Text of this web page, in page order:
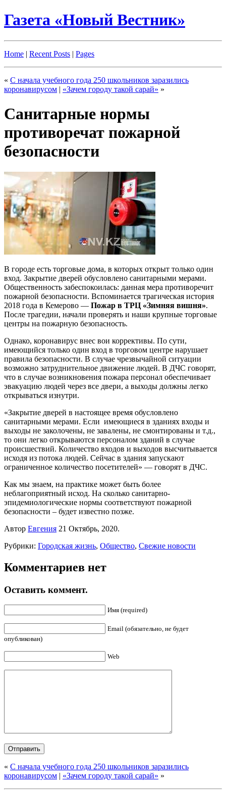
Газета «Новый Вестник»
Home | Recent Posts | Pages
« С начала учебного года 250 школьников заразились
коронавирусом | «Зачем городу такой сарай» »
Санитарные нормы
противоречат пожарной
безопасности
В городе есть торговые дома, в которых открыт только один
вход. Закрытие дверей обусловлено санитарными мерами.
Общественность забеспокоилась: данная мера противоречит
пожарной безопасности. Вспоминается трагическая история
2018 года в Кемерово — Пожар в ТРЦ «Зимняя вишня».
После трагедии, начали проверять и наши крупные торговые
центры на пожарную безопасность.
Однако, коронавирус внес вои коррективы. По сути,
имеющийся только один вход в торговом центре нарушает
правила безопасности. В случае чрезвычайной ситуации
возможно затруднительное движение людей. В ДЧС говорят,
что в случае возникновения пожара персонал обеспечивает
эвакуацию людей через все двери, а выходы должны легко
открываться изнутри.
«Закрытие дверей в настоящее время обусловлено
санитарными мерами. Если имеющиеся в зданиях входы и
выходы не заколочены, не завалены, не смонтированы и т.д.,
то они легко открываются персоналом зданий в случае
происшествий. Количество входов и выходов высчитывается
исходя из потока людей. Сейчас в здания запускают
ограниченное количество посетителей» — говорят в ДЧС.
Как мы знаем, на практике может быть более
неблагоприятный исход. На сколько санитарно-
эпидемиологические нормы соответствуют пожарной
безопасности – будет известно позже.
Автор Евгения 21 Октябрь, 2020.
Рубрики: Городская жизнь, Общество, Свежие новости
Комментариев нет
Оставить коммент.
Имя (required)
Email (обязательно, не будет
опубликован)
Web
« С начала учебного года 250 школьников заразились
коронавирусом | «Зачем городу такой сарай» »